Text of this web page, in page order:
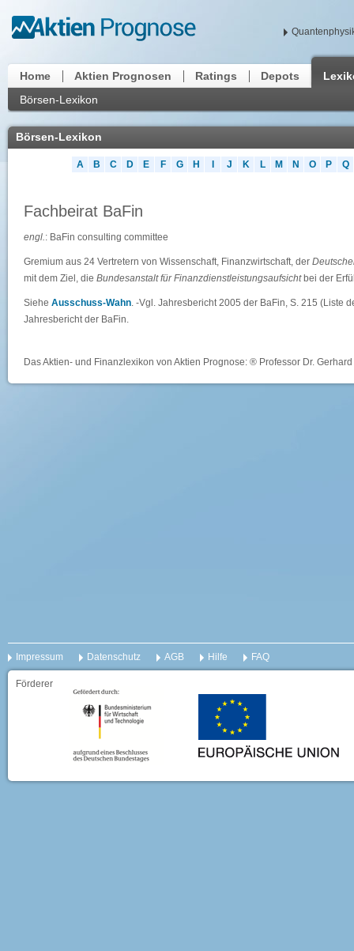
Home Aktien Prognosen Ratings Depots
Börsen-Lexikon
Börsen-Lexikon
A B C D E F G H J K L M N O P Q
Fachbeirat BaFin
engl.: BaFin consulting committee
Gremium aus 24 Vertretern von Wissenschaft, Finanzwirtschaft, der
mit dem Ziel, die Bundesanstalt für Finanzdienstleistungsaufsichtbei der
Siehe Ausschuss-Wahn. -Vgl. Jahresbericht 2005 der BaFin, S. 215 (Liste
Jahresbericht der BaFin.
Das Aktien- und Finanzlexikon von Aktien Prognose: ® Professor Dr.
Impressum Datenschutz AGB Hilfe FAQ
Förderer